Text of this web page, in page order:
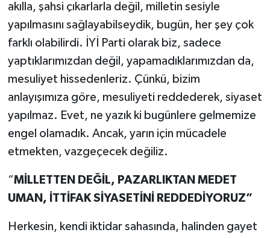
akılla, şahsi çıkarlarla değil, milletin sesiyle
yapılmasını sağlayabilseydik, bugün, her şey çok
farklı olabilirdi. İYİ Parti olarak biz, sadece
yaptıklarımızdan değil, yapamadıklarımızdan da,
mesuliyet hissedenleriz. Çünkü, bizim
anlayışımıza göre, mesuliyeti reddederek, siyaset
yapılmaz. Evet, ne yazık ki bugünlere gelmemize
engel olamadık. Ancak, yarın için mücadele
etmekten, vazgeçecek değiliz.
“MİLLETTEN DEĞİL, PAZARLIKTAN MEDET
UMAN, İTTİFAK SİYASETİNİ REDDEDİYORUZ”
Herkesin, kendi iktidar sahasında, halinden gayet